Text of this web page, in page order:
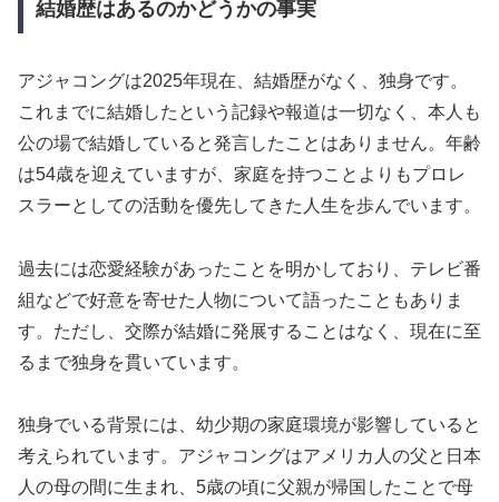
結婚歴はあるのかどうかの事実
アジャコングは2025年現在、結婚歴がなく、独身です。
これまでに結婚したという記録や報道は一切なく、本人も
公の場で結婚していると発言したことはありません。年齢
は54歳を迎えていますが、家庭を持つことよりもプロレ
スラーとしての活動を優先してきた人生を歩んでいます。
過去には恋愛経験があったことを明かしており、テレビ番
組などで好意を寄せた人物について語ったこともありま
す。ただし、交際が結婚に発展することはなく、現在に至
るまで独身を貫いています。
独身でいる背景には、幼少期の家庭環境が影響していると
考えられています。アジャコングはアメリカ人の父と日本
人の母の間に生まれ、5歳の頃に父親が帰国したことで母